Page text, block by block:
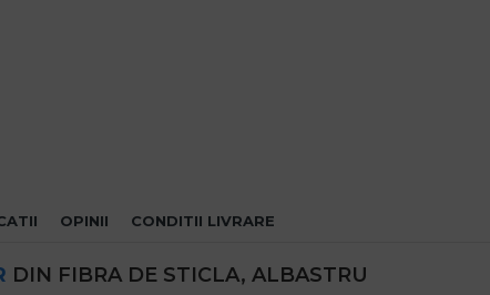
OPINII CONDITII LIVRARE
DIN FIBRA DE STICLA, ALBASTRU